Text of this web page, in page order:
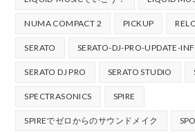
NUMA COMPACT 2 PICKUP
SERATO SERATO-DJ-PRO-UPDATE-
SERATO DJ PRO SERATO STUDIO
SPECTRASONICS SPIRE
SPIREでゼロからのサウンドメイク